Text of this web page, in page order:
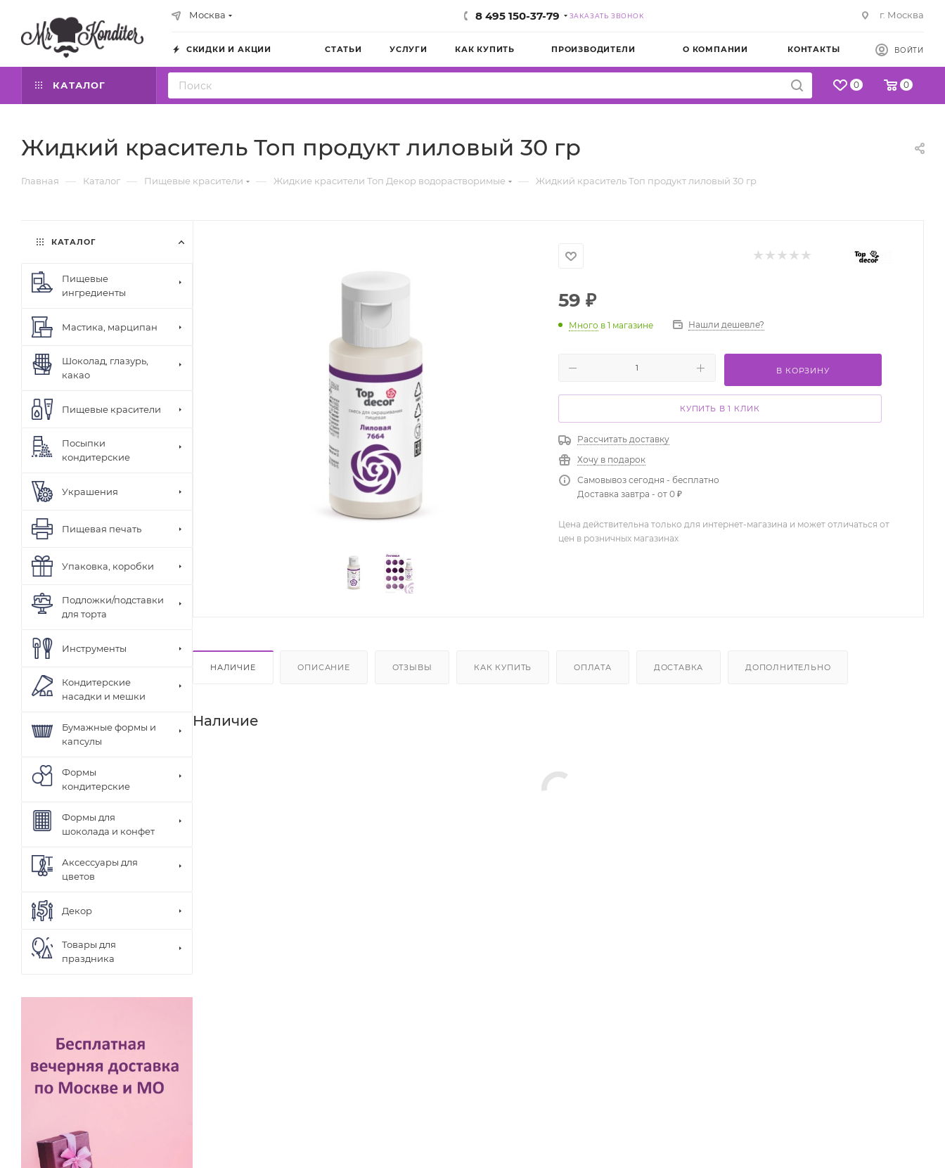
Москва 8 495 150-37-79 ЗАКАЗАТЬ ЗВОНОК г. Москва
СКИДКИ И АКЦИИ СТАТЬИ УСЛУГИ КАК КУПИТЬ ПРОИЗВОДИТЕЛИ О КОМПАНИИ КОНТАКТЫ ВОЙТИ
КАТАЛОГ 0 0
Жидкий краситель Топ продукт лиловый 30 гр
Главная — Каталог — Пищевые красители — Жидкие красители Топ Декор водорастворимые — Жидкий краситель Топ продукт лиловый 30 гр
59 ₽
Много в 1 магазине Нашли дешевле?
В КОРЗИНУ
КУПИТЬ В 1 КЛИК
Рассчитать доставку
Хочу в подарок
Самовывоз сегодня - бесплатно
Доставка завтра - от 0 ₽
Цена действительна только для интернет-магазина и может отличаться от
цен в розничных магазинах
НАЛИЧИЕ ОПИСАНИЕ ОТЗЫВЫ КАК КУПИТЬ ОПЛАТА ДОСТАВКА ДОПОЛНИТЕЛЬНО
Наличие
КАТАЛОГ
Пищевые
ингредиенты
Мастика, марципан
Шоколад, глазурь,
какао
Пищевые красители
Посыпки
кондитерские
Украшения
Пищевая печать
Упаковка, коробки
Подложки/подставки
для торта
Инструменты
Кондитерские
насадки и мешки
Бумажные формы и
капсулы
Формы
кондитерские
Формы для
шоколада и конфет
Аксессуары для
цветов
Декор
Товары для
праздника